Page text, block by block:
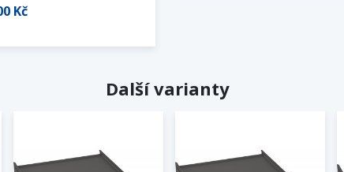
Kč
Další varianty